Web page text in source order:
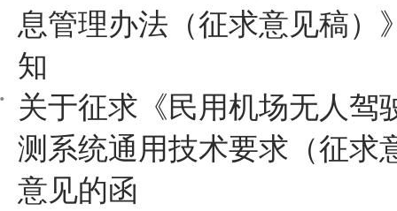
息管理办法（征求意见稿）
知
关于征求《民用机场无人驾
测系统通用技术要求（征求
意见的函